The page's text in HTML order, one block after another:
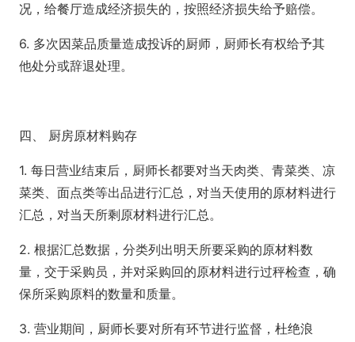
况，给餐厅造成经济损失的，按照经济损失给予赔偿。
6. 多次因菜品质量造成投诉的厨师，厨师长有权给予其
他处分或辞退处理。
四、 厨房原材料购存
1. 每日营业结束后，厨师长都要对当天肉类、青菜类、凉
菜类、面点类等出品进行汇总，对当天使用的原材料进行
汇总，对当天所剩原材料进行汇总。
2. 根据汇总数据，分类列出明天所要采购的原材料数
量，交于采购员，并对采购回的原材料进行过秤检查，确
保所采购原料的数量和质量。
3. 营业期间，厨师长要对所有环节进行监督，杜绝浪